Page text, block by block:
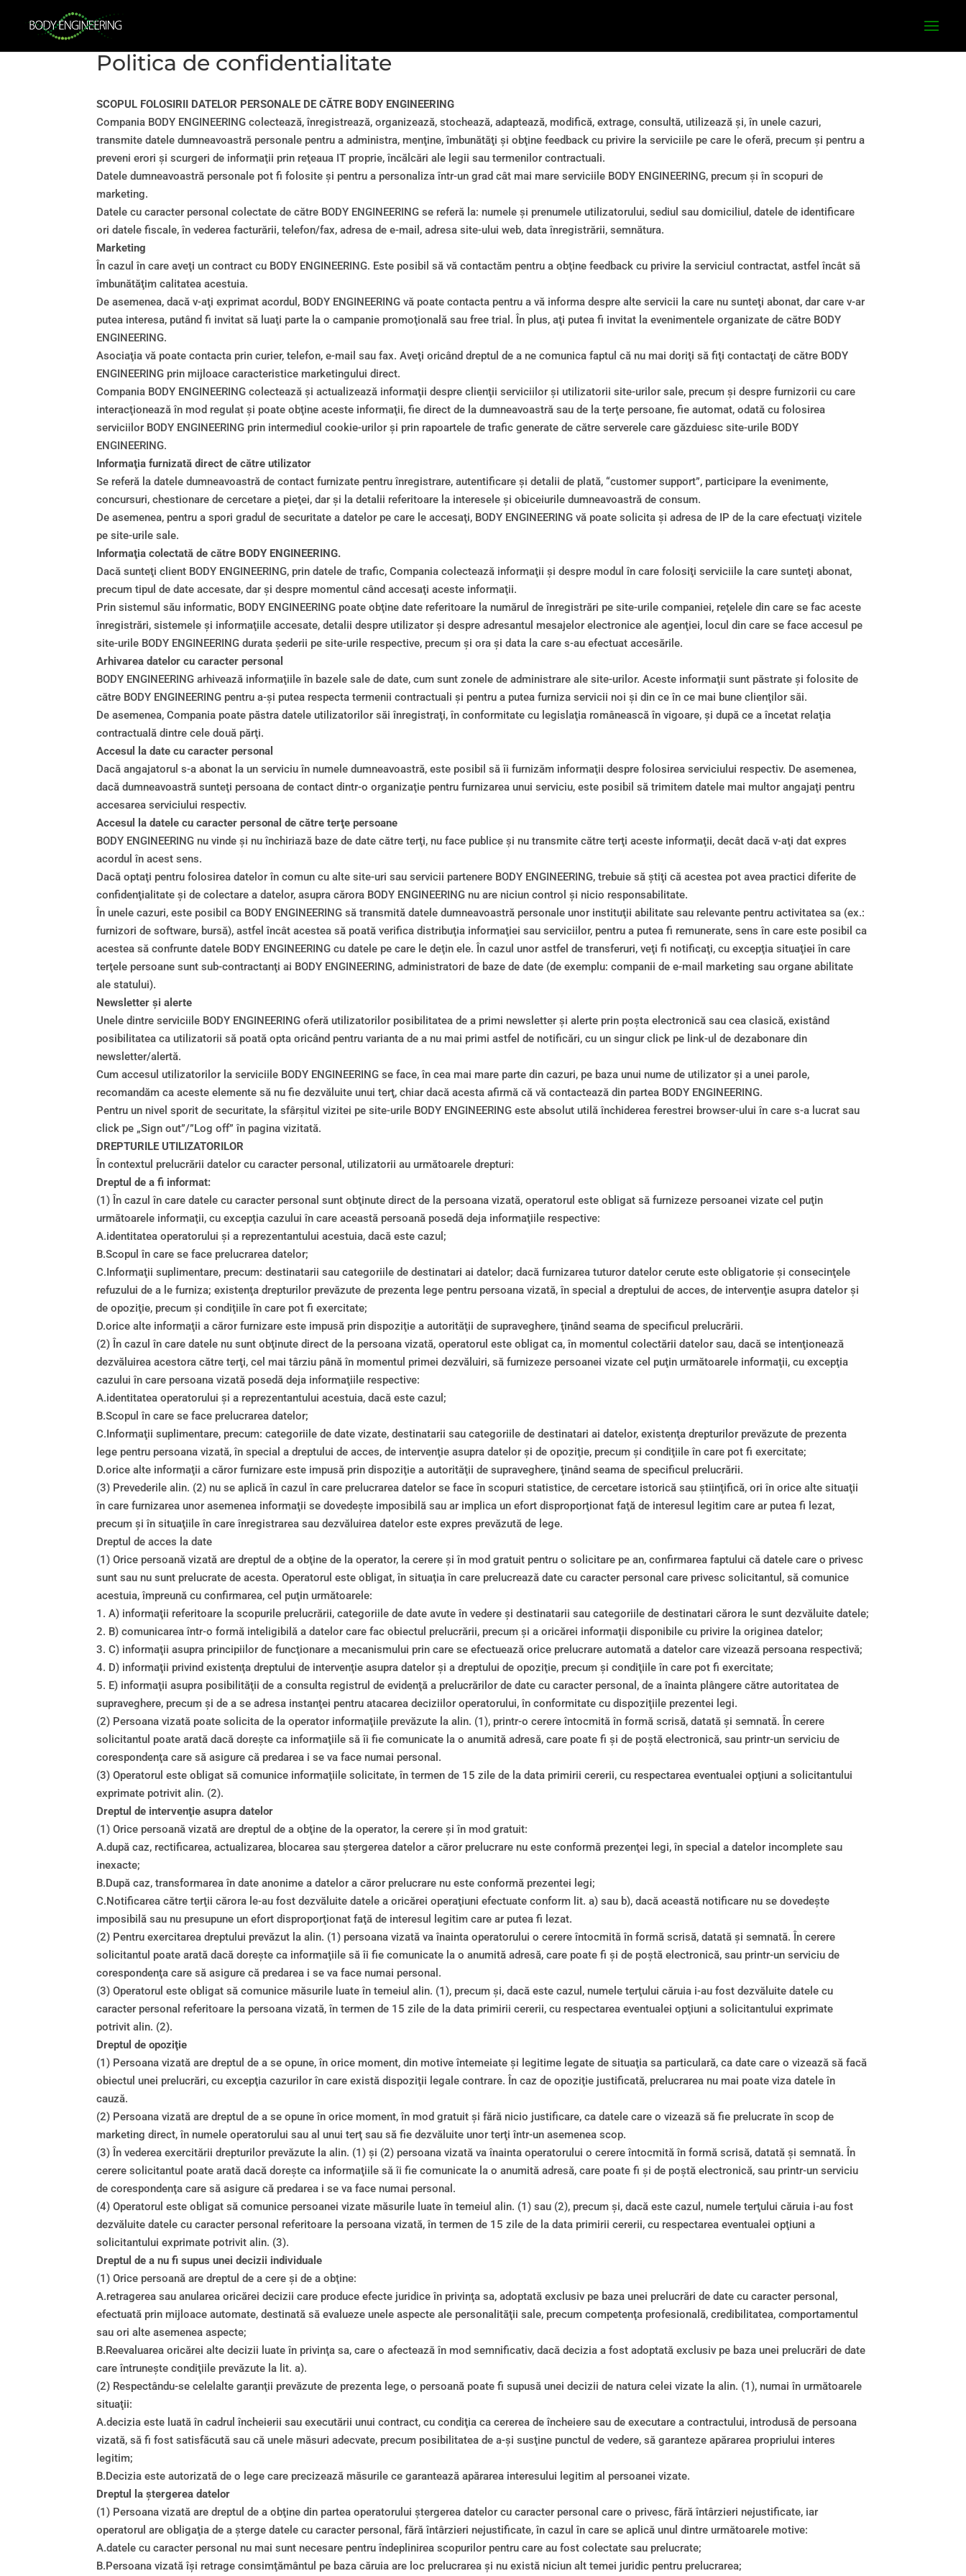
Politica de confidentialitate
SCOPUL FOLOSIRII DATELOR PERSONALE DE CĂTRE BODY ENGINEERING
Compania BODY ENGINEERING colectează, înregistrează, organizează, stochează, adaptează, modifică, extrage, consultă, utilizează şi, în unele cazuri,
transmite datele dumneavoastră personale pentru a administra, menţine, îmbunătăţi şi obţine feedback cu privire la serviciile pe care le oferă, precum şi pentru a
preveni erori şi scurgeri de informaţii prin reţeaua IT proprie, încălcări ale legii sau termenilor contractuali.
Datele dumneavoastră personale pot fi folosite şi pentru a personaliza într-un grad cât mai mare serviciile BODY ENGINEERING, precum şi în scopuri de
marketing.
Datele cu caracter personal colectate de către BODY ENGINEERING se referă la: numele şi prenumele utilizatorului, sediul sau domiciliul, datele de identificare
ori datele fiscale, în vederea facturării, telefon/fax, adresa de e-mail, adresa site-ului web, data înregistrării, semnătura.
Marketing
În cazul în care aveţi un contract cu BODY ENGINEERING. Este posibil să vă contactăm pentru a obţine feedback cu privire la serviciul contractat, astfel încât să
îmbunătăţim calitatea acestuia.
De asemenea, dacă v-aţi exprimat acordul, BODY ENGINEERING vă poate contacta pentru a vă informa despre alte servicii la care nu sunteţi abonat, dar care v-ar
putea interesa, putând fi invitat să luaţi parte la o campanie promoţională sau free trial. În plus, aţi putea fi invitat la evenimentele organizate de către BODY
ENGINEERING.
Asociaţia vă poate contacta prin curier, telefon, e-mail sau fax. Aveţi oricând dreptul de a ne comunica faptul că nu mai doriţi să fiţi contactaţi de către BODY
ENGINEERING prin mijloace caracteristice marketingului direct.
Compania BODY ENGINEERING colectează şi actualizează informaţii despre clienţii serviciilor şi utilizatorii site-urilor sale, precum şi despre furnizorii cu care
interacţionează în mod regulat şi poate obţine aceste informaţii, fie direct de la dumneavoastră sau de la terţe persoane, fie automat, odată cu folosirea
serviciilor BODY ENGINEERING prin intermediul cookie-urilor şi prin rapoartele de trafic generate de către serverele care găzduiesc site-urile BODY
ENGINEERING.
Informaţia furnizată direct de către utilizator
Se referă la datele dumneavoastră de contact furnizate pentru înregistrare, autentificare şi detalii de plată, “customer support”, participare la evenimente,
concursuri, chestionare de cercetare a pieţei, dar şi la detalii referitoare la interesele şi obiceiurile dumneavoastră de consum.
De asemenea, pentru a spori gradul de securitate a datelor pe care le accesaţi, BODY ENGINEERING vă poate solicita şi adresa de IP de la care efectuaţi vizitele
pe site-urile sale.
Informaţia colectată de către BODY ENGINEERING.
Dacă sunteţi client BODY ENGINEERING, prin datele de trafic, Compania colectează informaţii şi despre modul în care folosiţi serviciile la care sunteţi abonat,
precum tipul de date accesate, dar şi despre momentul când accesaţi aceste informaţii.
Prin sistemul său informatic, BODY ENGINEERING poate obţine date referitoare la numărul de înregistrări pe site-urile companiei, reţelele din care se fac aceste
înregistrări, sistemele şi informaţiile accesate, detalii despre utilizator şi despre adresantul mesajelor electronice ale agenţiei, locul din care se face accesul pe
site-urile BODY ENGINEERING durata şederii pe site-urile respective, precum şi ora şi data la care s-au efectuat accesările.
Arhivarea datelor cu caracter personal
BODY ENGINEERING arhivează informaţiile în bazele sale de date, cum sunt zonele de administrare ale site-urilor. Aceste informaţii sunt păstrate şi folosite de
către BODY ENGINEERING pentru a-şi putea respecta termenii contractuali şi pentru a putea furniza servicii noi şi din ce în ce mai bune clienţilor săi.
De asemenea, Compania poate păstra datele utilizatorilor săi înregistraţi, în conformitate cu legislaţia românească în vigoare, şi după ce a încetat relaţia
contractuală dintre cele două părţi.
Accesul la date cu caracter personal
Dacă angajatorul s-a abonat la un serviciu în numele dumneavoastră, este posibil să îi furnizăm informaţii despre folosirea serviciului respectiv. De asemenea,
dacă dumneavoastră sunteţi persoana de contact dintr-o organizaţie pentru furnizarea unui serviciu, este posibil să trimitem datele mai multor angajaţi pentru
accesarea serviciului respectiv.
Accesul la datele cu caracter personal de către terţe persoane
BODY ENGINEERING nu vinde şi nu închiriază baze de date către terţi, nu face publice şi nu transmite către terţi aceste informaţii, decât dacă v-aţi dat expres
acordul în acest sens.
Dacă optaţi pentru folosirea datelor în comun cu alte site-uri sau servicii partenere BODY ENGINEERING, trebuie să ştiţi că acestea pot avea practici diferite de
confidenţialitate şi de colectare a datelor, asupra cărora BODY ENGINEERING nu are niciun control şi nicio responsabilitate.
În unele cazuri, este posibil ca BODY ENGINEERING să transmită datele dumneavoastră personale unor instituţii abilitate sau relevante pentru activitatea sa (ex.:
furnizori de software, bursă), astfel încât acestea să poată verifica distribuţia informaţiei sau serviciilor, pentru a putea fi remunerate, sens în care este posibil ca
acestea să confrunte datele BODY ENGINEERING cu datele pe care le deţin ele. În cazul unor astfel de transferuri, veţi fi notificaţi, cu excepţia situaţiei în care
terţele persoane sunt sub-contractanţi ai BODY ENGINEERING, administratori de baze de date (de exemplu: companii de e-mail marketing sau organe abilitate
ale statului).
Newsletter şi alerte
Unele dintre serviciile BODY ENGINEERING oferă utilizatorilor posibilitatea de a primi newsletter şi alerte prin poşta electronică sau cea clasică, existând
posibilitatea ca utilizatorii să poată opta oricând pentru varianta de a nu mai primi astfel de notificări, cu un singur click pe link-ul de dezabonare din
newsletter/alertă.
Cum accesul utilizatorilor la serviciile BODY ENGINEERING se face, în cea mai mare parte din cazuri, pe baza unui nume de utilizator şi a unei parole,
recomandăm ca aceste elemente să nu fie dezvăluite unui terţ, chiar dacă acesta afirmă că vă contactează din partea BODY ENGINEERING.
Pentru un nivel sporit de securitate, la sfârşitul vizitei pe site-urile BODY ENGINEERING este absolut utilă închiderea ferestrei browser-ului în care s-a lucrat sau
click pe „Sign out”/”Log off” în pagina vizitată.
DREPTURILE UTILIZATORILOR
În contextul prelucrării datelor cu caracter personal, utilizatorii au următoarele drepturi:
Dreptul de a fi informat:
(1) În cazul în care datele cu caracter personal sunt obţinute direct de la persoana vizată, operatorul este obligat să furnizeze persoanei vizate cel puţin
următoarele informaţii, cu excepţia cazului în care această persoană posedă deja informaţiile respective:
A.identitatea operatorului şi a reprezentantului acestuia, dacă este cazul;
B.Scopul în care se face prelucrarea datelor;
C.Informaţii suplimentare, precum: destinatarii sau categoriile de destinatari ai datelor; dacă furnizarea tuturor datelor cerute este obligatorie şi consecinţele
refuzului de a le furniza; existenţa drepturilor prevăzute de prezenta lege pentru persoana vizată, în special a dreptului de acces, de intervenţie asupra datelor şi
de opoziţie, precum şi condiţiile în care pot fi exercitate;
D.orice alte informaţii a căror furnizare este impusă prin dispoziţie a autorităţii de supraveghere, ţinând seama de specificul prelucrării.
(2) În cazul în care datele nu sunt obţinute direct de la persoana vizată, operatorul este obligat ca, în momentul colectării datelor sau, dacă se intenţionează
dezvăluirea acestora către terţi, cel mai târziu până în momentul primei dezvăluiri, să furnizeze persoanei vizate cel puţin următoarele informaţii, cu excepţia
cazului în care persoana vizată posedă deja informaţiile respective:
A.identitatea operatorului şi a reprezentantului acestuia, dacă este cazul;
B.Scopul în care se face prelucrarea datelor;
C.Informaţii suplimentare, precum: categoriile de date vizate, destinatarii sau categoriile de destinatari ai datelor, existenţa drepturilor prevăzute de prezenta
lege pentru persoana vizată, în special a dreptului de acces, de intervenţie asupra datelor şi de opoziţie, precum şi condiţiile în care pot fi exercitate;
D.orice alte informaţii a căror furnizare este impusă prin dispoziţie a autorităţii de supraveghere, ţinând seama de specificul prelucrării.
(3) Prevederile alin. (2) nu se aplică în cazul în care prelucrarea datelor se face în scopuri statistice, de cercetare istorică sau ştiinţifică, ori în orice alte situaţii
în care furnizarea unor asemenea informaţii se dovedeşte imposibilă sau ar implica un efort disproporţionat faţă de interesul legitim care ar putea fi lezat,
precum şi în situaţiile în care înregistrarea sau dezvăluirea datelor este expres prevăzută de lege.
Dreptul de acces la date
(1) Orice persoană vizată are dreptul de a obţine de la operator, la cerere şi în mod gratuit pentru o solicitare pe an, confirmarea faptului că datele care o privesc
sunt sau nu sunt prelucrate de acesta. Operatorul este obligat, în situaţia în care prelucrează date cu caracter personal care privesc solicitantul, să comunice
acestuia, împreună cu confirmarea, cel puţin următoarele:
1. A) informaţii referitoare la scopurile prelucrării, categoriile de date avute în vedere şi destinatarii sau categoriile de destinatari cărora le sunt dezvăluite datele;
2. B) comunicarea într-o formă inteligibilă a datelor care fac obiectul prelucrării, precum şi a oricărei informaţii disponibile cu privire la originea datelor;
3. C) informaţii asupra principiilor de funcţionare a mecanismului prin care se efectuează orice prelucrare automată a datelor care vizează persoana respectivă;
4. D) informaţii privind existenţa dreptului de intervenţie asupra datelor şi a dreptului de opoziţie, precum şi condiţiile în care pot fi exercitate;
5. E) informaţii asupra posibilităţii de a consulta registrul de evidenţă a prelucrărilor de date cu caracter personal, de a înainta plângere către autoritatea de
supraveghere, precum şi de a se adresa instanţei pentru atacarea deciziilor operatorului, în conformitate cu dispoziţiile prezentei legi.
(2) Persoana vizată poate solicita de la operator informaţiile prevăzute la alin. (1), printr-o cerere întocmită în formă scrisă, datată şi semnată. În cerere
solicitantul poate arată dacă doreşte ca informaţiile să îi fie comunicate la o anumită adresă, care poate fi şi de poştă electronică, sau printr-un serviciu de
corespondenţa care să asigure că predarea i se va face numai personal.
(3) Operatorul este obligat să comunice informaţiile solicitate, în termen de 15 zile de la data primirii cererii, cu respectarea eventualei opţiuni a solicitantului
exprimate potrivit alin. (2).
Dreptul de intervenţie asupra datelor
(1) Orice persoană vizată are dreptul de a obţine de la operator, la cerere şi în mod gratuit:
A.după caz, rectificarea, actualizarea, blocarea sau ştergerea datelor a căror prelucrare nu este conformă prezenţei legi, în special a datelor incomplete sau
inexacte;
B.După caz, transformarea în date anonime a datelor a căror prelucrare nu este conformă prezentei legi;
C.Notificarea către terţii cărora le-au fost dezvăluite datele a oricărei operaţiuni efectuate conform lit. a) sau b), dacă această notificare nu se dovedeşte
imposibilă sau nu presupune un efort disproporţionat faţă de interesul legitim care ar putea fi lezat.
(2) Pentru exercitarea dreptului prevăzut la alin. (1) persoana vizată va înainta operatorului o cerere întocmită în formă scrisă, datată şi semnată. În cerere
solicitantul poate arată dacă doreşte ca informaţiile să îi fie comunicate la o anumită adresă, care poate fi şi de poştă electronică, sau printr-un serviciu de
corespondenţa care să asigure că predarea i se va face numai personal.
(3) Operatorul este obligat să comunice măsurile luate în temeiul alin. (1), precum şi, dacă este cazul, numele terţului căruia i-au fost dezvăluite datele cu
caracter personal referitoare la persoana vizată, în termen de 15 zile de la data primirii cererii, cu respectarea eventualei opţiuni a solicitantului exprimate
potrivit alin. (2).
Dreptul de opoziţie
(1) Persoana vizată are dreptul de a se opune, în orice moment, din motive întemeiate şi legitime legate de situaţia sa particulară, ca date care o vizează să facă
obiectul unei prelucrări, cu excepţia cazurilor în care există dispoziţii legale contrare. În caz de opoziţie justificată, prelucrarea nu mai poate viza datele în
cauză.
(2) Persoana vizată are dreptul de a se opune în orice moment, în mod gratuit şi fără nicio justificare, ca datele care o vizează să fie prelucrate în scop de
marketing direct, în numele operatorului sau al unui terţ sau să fie dezvăluite unor terţi într-un asemenea scop.
(3) În vederea exercitării drepturilor prevăzute la alin. (1) şi (2) persoana vizată va înainta operatorului o cerere întocmită în formă scrisă, datată şi semnată. În
cerere solicitantul poate arată dacă doreşte ca informaţiile să îi fie comunicate la o anumită adresă, care poate fi şi de poştă electronică, sau printr-un serviciu
de corespondenţa care să asigure că predarea i se va face numai personal.
(4) Operatorul este obligat să comunice persoanei vizate măsurile luate în temeiul alin. (1) sau (2), precum şi, dacă este cazul, numele terţului căruia i-au fost
dezvăluite datele cu caracter personal referitoare la persoana vizată, în termen de 15 zile de la data primirii cererii, cu respectarea eventualei opţiuni a
solicitantului exprimate potrivit alin. (3).
Dreptul de a nu fi supus unei decizii individuale
(1) Orice persoană are dreptul de a cere şi de a obţine:
A.retragerea sau anularea oricărei decizii care produce efecte juridice în privinţa sa, adoptată exclusiv pe baza unei prelucrări de date cu caracter personal,
efectuată prin mijloace automate, destinată să evalueze unele aspecte ale personalităţii sale, precum competenţa profesională, credibilitatea, comportamentul
sau ori alte asemenea aspecte;
B.Reevaluarea oricărei alte decizii luate în privinţa sa, care o afectează în mod semnificativ, dacă decizia a fost adoptată exclusiv pe baza unei prelucrări de date
care întruneşte condiţiile prevăzute la lit. a).
(2) Respectându-se celelalte garanţii prevăzute de prezenta lege, o persoană poate fi supusă unei decizii de natura celei vizate la alin. (1), numai în următoarele
situaţii:
A.decizia este luată în cadrul încheierii sau executării unui contract, cu condiţia ca cererea de încheiere sau de executare a contractului, introdusă de persoana
vizată, să fi fost satisfăcută sau că unele măsuri adecvate, precum posibilitatea de a-şi susţine punctul de vedere, să garanteze apărarea propriului interes
legitim;
B.Decizia este autorizată de o lege care precizează măsurile ce garantează apărarea interesului legitim al persoanei vizate.
Dreptul la ştergerea datelor
(1) Persoana vizată are dreptul de a obţine din partea operatorului ştergerea datelor cu caracter personal care o privesc, fără întârzieri nejustificate, iar
operatorul are obligaţia de a şterge datele cu caracter personal, fără întârzieri nejustificate, în cazul în care se aplică unul dintre următoarele motive:
A.datele cu caracter personal nu mai sunt necesare pentru îndeplinirea scopurilor pentru care au fost colectate sau prelucrate;
B.Persoana vizată îşi retrage consimţământul pe baza căruia are loc prelucrarea şi nu există niciun alt temei juridic pentru prelucrarea;